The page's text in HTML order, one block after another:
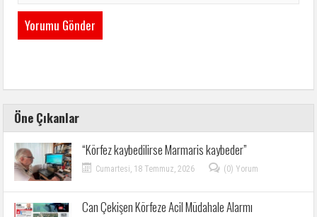
Öne Çıkanlar
“Körfez kaybedilirse Marmaris kaybeder”
Cumartesi, 18 Temmuz, 2026 (0) Yorum
Can Çekişen Körfeze Acil Müdahale Alarmı